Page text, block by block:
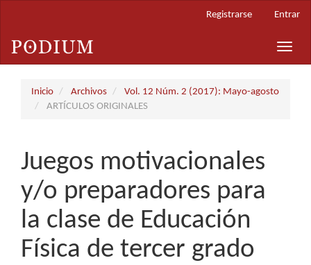
principal
Barra
Registrarse Entrar
Toggle
Inicio Archivos
Vol. 12 Núm. 2 (2017): Mayo-agosto
ARTÍCULOS ORIGINALES
Juegos motivacionales
y/o preparadores para
la clase de Educación
Física de tercer grado